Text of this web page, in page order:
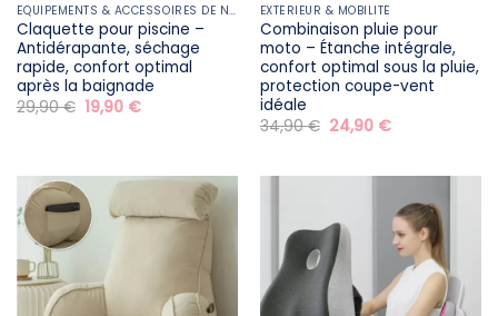
ÉQUIPEMENTS & ACCESSOIRES DE NATATION
Claquette pour piscine –
Antidérapante, séchage
rapide, confort optimal
après la baignade
29,90€ Le
prix
19,90 €Le
EXTÉRIEUR & MOBILITÉ
Combinaison pluie pour
moto – Étanche intégrale,
confort optimal sous la pluie,
protection coupe-vent
idéale
34,90€ Le
prix
34,90 €.
24,90 €Le
24,90 €.